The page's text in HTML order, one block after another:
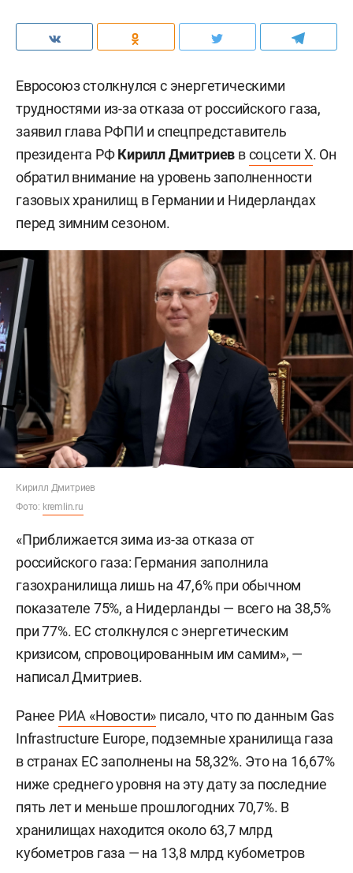
Евросоюз столкнулся с энергетическими
трудностями из-за отказа от российского газа,
заявил глава РФПИ и спецпредставитель
президента РФКирилл Дмитриев всоцсети X. Он
обратил внимание на уровень заполненности
газовых хранилищ в Германии и Нидерландах
перед зимним сезоном.
Кирилл Дмитриев
Фото: kremlin.ru
«Приближается зима из-за отказа от
российского газа: Германия заполнила
газохранилища лишь на 47,6% при обычном
показателе 75%, а Нидерланды — всего на 38,5%
при 77%. ЕС столкнулся с энергетическим
кризисом, спровоцированным им самим», —
написал Дмитриев.
Ранее РИА «Новости» писало, что по данным Gas
Infrastructure Europe, подземные хранилища газа
в странах ЕС заполнены на 58,32%. Это на 16,67%
ниже среднего уровня на эту дату за последние
пять лет и меньше прошлогодних 70,7%. В
хранилищах находится около 63,7 млрд
кубометров газа — на 13,8 млрд кубометров